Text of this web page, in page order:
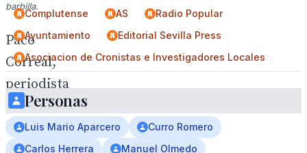
barbilla.
Paco
Correal,
periodista
de
Diario
Complutense
AS
Radio Popular
Ayuntamiento
Editorial Sevilla Press
Asociacion de Cronistas e Investigadores Locales
Personas
Luis Mario Aparcero
Curro Romero
Carlos Herrera
Manuel Olmedo